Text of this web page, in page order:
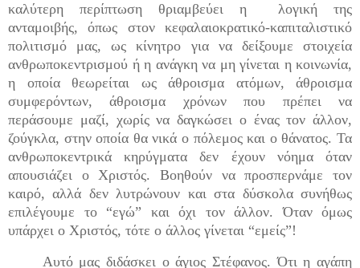
καλύτερη περίπτωση θριαμβεύει η λογική της
ανταμοιβής, όπως στον κεφαλαιοκρατικό-καπιταλιστικό
πολιτισμό μας, ως κίνητρο για να δείξουμε στοιχεία
ανθρωποκεντρισμού ή η ανάγκη να μη γίνεται η κοινωνία,
η οποία θεωρείται ως άθροισμα ατόμων, άθροισμα
συμφερόντων, άθροισμα χρόνων που πρέπει να
περάσουμε μαζί, χωρίς να δαγκώσει ο ένας τον άλλον,
ζούγκλα, στην οποία θα νικά ο πόλεμος και ο θάνατος. Τα
ανθρωποκεντρικά κηρύγματα δεν έχουν νόημα όταν
απουσιάζει ο Χριστός. Βοηθούν να προσπερνάμε τον
καιρό, αλλά δεν λυτρώνουν και στα δύσκολα συνήθως
επιλέγουμε το “εγώ” και όχι τον άλλον. Όταν όμως
υπάρχει ο Χριστός, τότε ο άλλος γίνεται “εμείς”!
Αυτό μας διδάσκει ο άγιος Στέφανος. Ότι η αγάπη